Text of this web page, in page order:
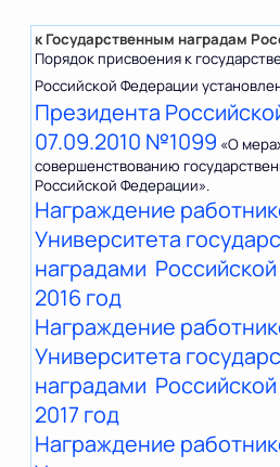
к Государственным наградам
Порядок присвоения к
Российской Федерации
Президента
07.09.2010 №1099 «О
совершенствованию
Российской Федерации».
Награждение
Университета
наградами
2016 год
Награждение
Университета
наградами
2017 год
Награждение